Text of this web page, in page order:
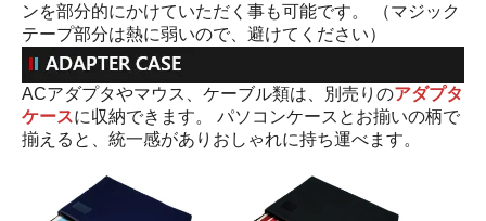
ンを部分的にかけていただく事も可能です。 （マジック
テープ部分は熱に弱いので、避けてください）
ACアダプタやマウス、ケーブル類は、別売りのアダプタ
ケースに収納できます。 パソコンケースとお揃いの柄で
揃えると、統一感がありおしゃれに持ち運べます。